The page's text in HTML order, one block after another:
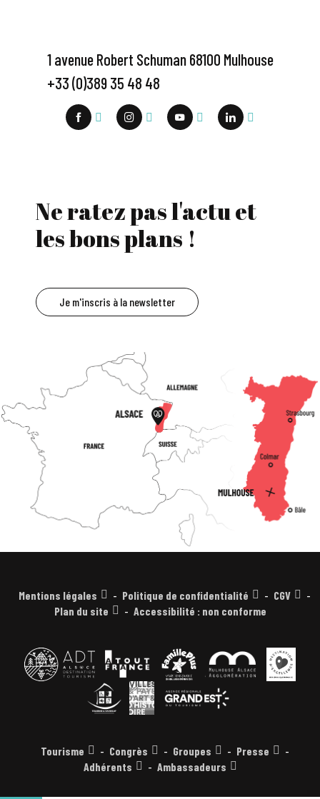
1 avenue Robert Schuman 68100 Mulhouse
+33 (0)389 35 48 48
Ne ratez pas l'actu et
les bons plans !
Je m'inscris à la newsletter
Mentions légales Politique de confidentialité
CGV
Plan du site
Accessibilité : non conforme
Tourisme Congrès Groupes
Presse
Adhérents
Ambassadeurs